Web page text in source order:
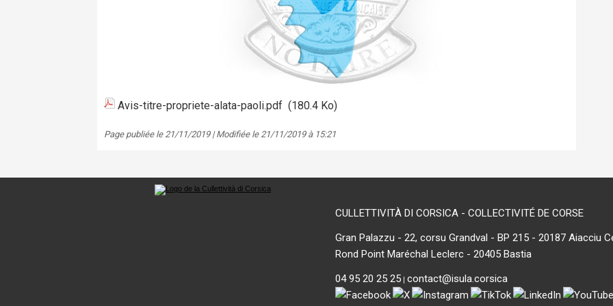
Avis-titre-propriete-alata-paoli.pdf (180.4 Ko)
Page publiée le 21/11/2019 | Modifiée le 21/11/2019 à 15:21
CULLETTIVITÀ DI CORSICA - COLLECTIVITÉ DE CORSE
Gran Palazzu - 22, corsu Grandval - BP 215 - 20187 Aiacciu
Rond Point Maréchal Leclerc - 20405 Bastia
04 95 20 25 25 | contact@isula.corsica